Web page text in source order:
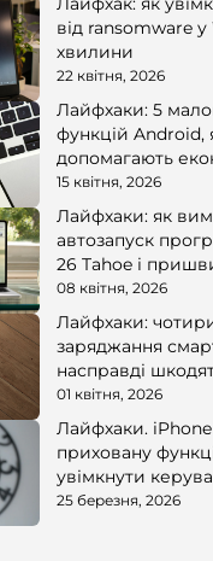
від ransomware
хвилини
22 квітня, 2026
Лайфхаки: 5
функцій Android,
допомагають
15 квітня, 2026
Лайфхаки: як
автозапуск
26 Tahoe і
08 квітня, 2026
Лайфхаки:
заряджання
насправді
01 квітня, 2026
Лайфхаки.
приховану
увімкнути
25 березня, 2026